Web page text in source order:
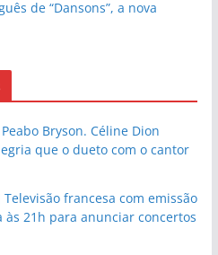
de “Dansons”, a nova
Bryson. Céline Dion
que o dueto com o cantor
Televisão francesa com emissão
21h para anunciar concertos